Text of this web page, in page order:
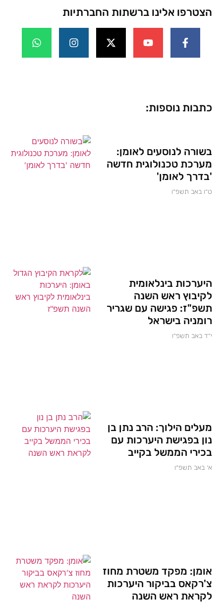
הצטרפו אלינו ברשתות החברתיות
כתבות נוספות:
בשורה לנוסעים לאומן:
מערכת טכנולוגית חדשה
'בדרך לאומן'
ט״ו באב תשפ״ו
היערכות בינלאומית
לקיבוץ ראש השנה
תשפ"ז: פגישה עם שגריר
רומניה בישראל
י״ד באב תשפ״ו
מעלים הילוך: הרב נתן בן
נון בפגישת היערכות עם
בכירי הממשל בקייב
א׳ באב תשפ״ו
אומן: מפקד משטרת מחוז
צ'רקאס בביקור היערכות
לקראת ראש השנה